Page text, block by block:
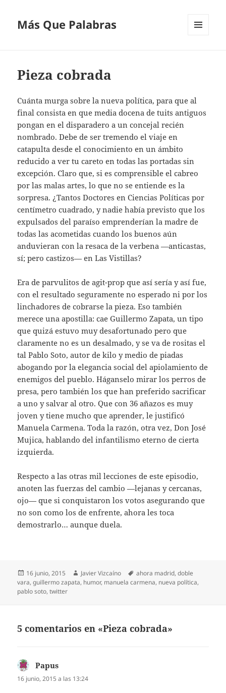
Más Que Palabras
Pieza cobrada
Cuánta murga sobre la nueva política, para que al
final consista en que media docena de tuits antiguos
pongan en el disparadero a un concejal recién
nombrado. Debe de ser tremendo el viaje en
catapulta desde el conocimiento en un ámbito
reducido a ver tu careto en todas las portadas sin
excepción. Claro que, si es comprensible el cabreo
por las malas artes, lo que no se entiende es la
sorpresa. ¿Tantos Doctores en Ciencias Políticas por
centímetro cuadrado, y nadie había previsto que los
expulsados del paraíso emprenderían la madre de
todas las acometidas cuando los buenos aún
anduvieran con la resaca de la verbena —anticastas,
sí; pero castizos— en Las Vistillas?
Era de parvulitos de agit-prop que así sería y así fue,
con el resultado seguramente no esperado ni por los
linchadores de cobrarse la pieza. Eso también
merece una apostilla: cae Guillermo Zapata, un tipo
que quizá estuvo muy desafortunado pero que
claramente no es un desalmado, y se va de rositas el
tal Pablo Soto, autor de kilo y medio de piadas
abogando por la elegancia social del apiolamiento de
enemigos del pueblo. Háganselo mirar los perros de
presa, pero también los que han preferido sacrificar
a uno y salvar al otro. Que con 36 añazos es muy
joven y tiene mucho que aprender, le justificó
Manuela Carmena. Toda la razón, otra vez, Don José
Mujica, hablando del infantilismo eterno de cierta
izquierda.
Respecto a las otras mil lecciones de este episodio,
anoten las fuerzas del cambio —lejanas y cercanas,
ojo— que si conquistaron los votos asegurando que
no son como los de enfrente, ahora les toca
demostrarlo… aunque duela.
Publicado
el
16 junio, 2015 Autor
Javier Vizcaíno Etiquetas
ahora madrid,doble
vara,guillermo zapata, humor, manuela carmena, nueva política,
pablo soto,twitter
5 comentarios en «Pieza cobrada»
Papus
16 junio, 2015 a las 13:24